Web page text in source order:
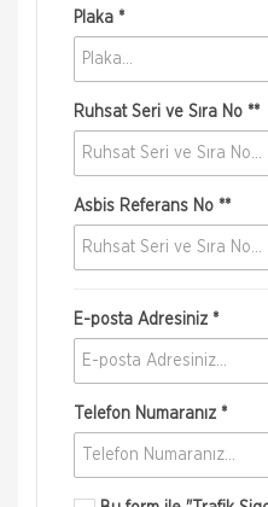
Plaka *
Ruhsat Seri ve Sıra No **
Asbis Referans No **
E-posta Adresiniz *
Telefon Numaranız *